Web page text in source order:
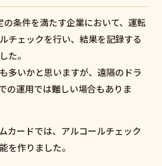
条件を満たす企業において、運転
チェックを行い、結果を記録する
た。
多いかと思いますが、遠隔のドラ
の運用では難しい場合もありま
カードでは、アルコールチェック
を作りました。